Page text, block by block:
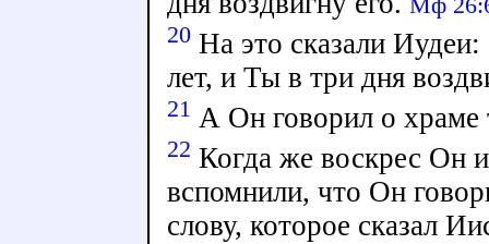
20На это сказали Иудеи:
лет, и Ты в три дня
21 А Он говорил о храме
22 Когда же воскрес Он
вспомнили, что Он
слову, которое сказал